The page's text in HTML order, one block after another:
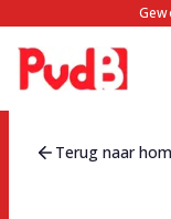
Terug naar